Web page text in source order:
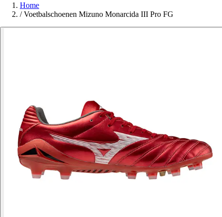
Home
/ Voetbalschoenen Mizuno Monarcida III Pro FG